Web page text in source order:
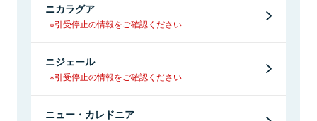
ニカラグア
※引受停止の情報をご確認ください
ニジェール
※引受停止の情報をご確認ください
ニュー・カレドニア